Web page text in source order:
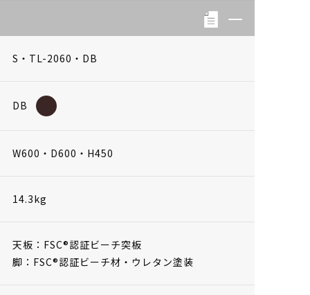
S・TL-2060・DB
DB
W600・D600・H450
14.3kg
天板：FSC®認証ビーチ突板
脚：FSC®認証ビーチ材・ウレタン塗装